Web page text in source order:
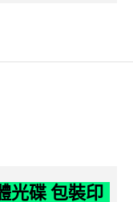
光碟 包裝印